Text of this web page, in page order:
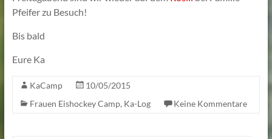
Pfeifer zu Besuch!
Bis bald
Eure Ka
KaCamp
10/05/2015
Frauen Eishockey Camp, Ka-Log Keine Kommentare